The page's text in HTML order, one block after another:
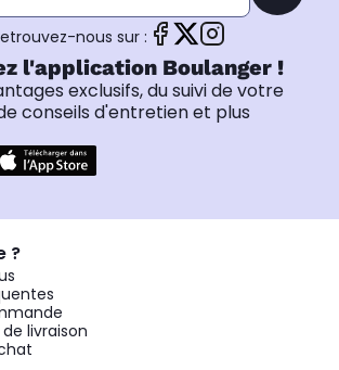
nous sur :
l'application Boulanger !
exclusifs, du suivi de votre
conseils d'entretien et plus
?
livraison